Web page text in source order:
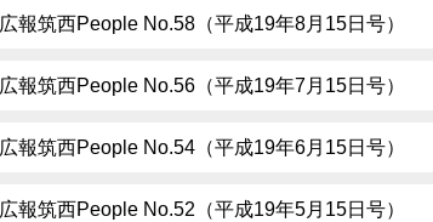
広報筑西People No.58（平成19年8月15日号）
広報筑西People No.56（平成19年7月15日号）
広報筑西People No.54（平成19年6月15日号）
広報筑西People No.52（平成19年5月15日号）